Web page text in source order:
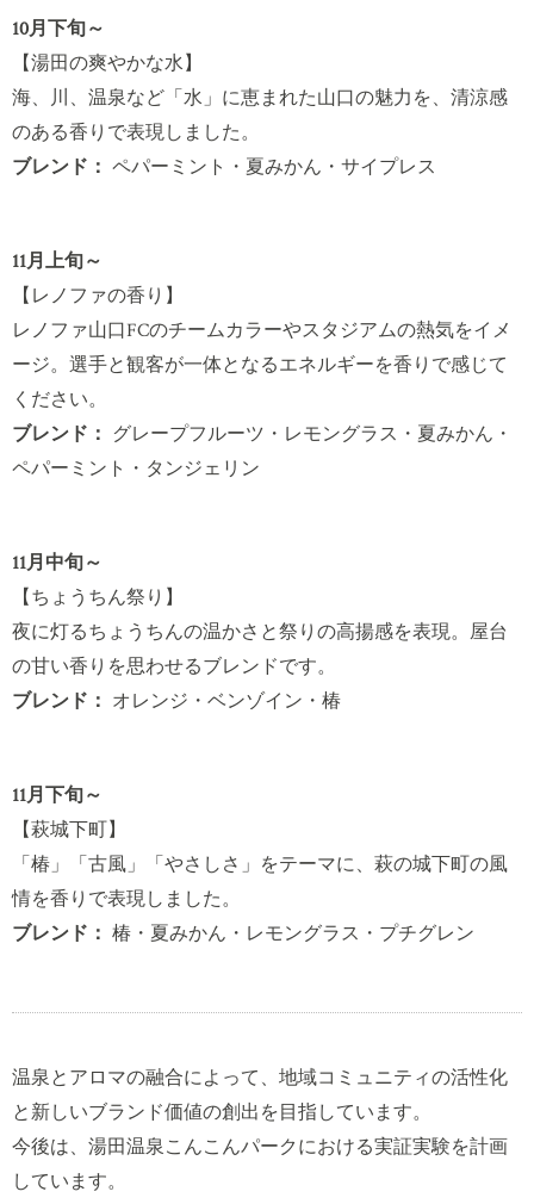
10月下旬～
【湯田の爽やかな水】
海、川、温泉など「水」に恵まれた山口の魅力を、清涼感
のある香りで表現しました。
ブレンド： ペパーミント・夏みかん・サイプレス
11月上旬～
【レノファの香り】
レノファ山口FCのチームカラーやスタジアムの熱気をイメ
ージ。選手と観客が一体となるエネルギーを香りで感じて
ください。
ブレンド： グレープフルーツ・レモングラス・夏みかん・
ペパーミント・タンジェリン
11月中旬～
【ちょうちん祭り】
夜に灯るちょうちんの温かさと祭りの高揚感を表現。屋台
の甘い香りを思わせるブレンドです。
ブレンド： オレンジ・ベンゾイン・椿
11月下旬～
【萩城下町】
「椿」「古風」「やさしさ」をテーマに、萩の城下町の風
情を香りで表現しました。
ブレンド： 椿・夏みかん・レモングラス・プチグレン
温泉とアロマの融合によって、地域コミュニティの活性化
と新しいブランド価値の創出を目指しています。
今後は、湯田温泉こんこんパークにおける実証実験を計画
しています。